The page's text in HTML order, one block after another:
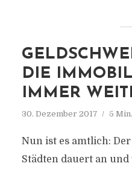
DIE
IMMER
30. Dezember 2017 5
Nun ist es amtlich:
Städten dauert an